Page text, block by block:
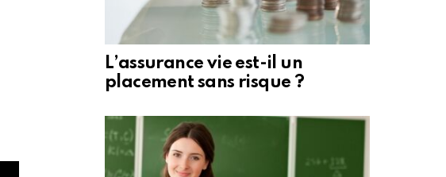
L’assurance vie est-il un
placement sans risque ?